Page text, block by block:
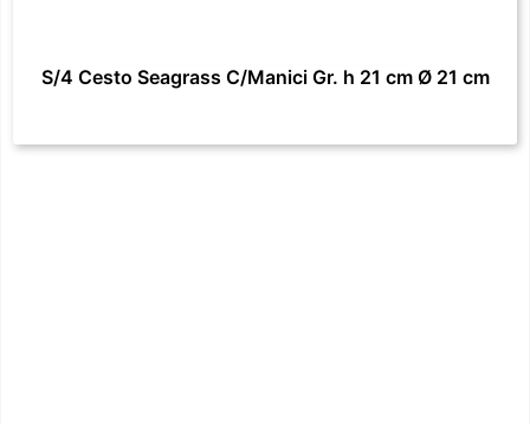
S/4 Cesto Seagrass C/Manici Gr. h 21 cm Ø 21 cm